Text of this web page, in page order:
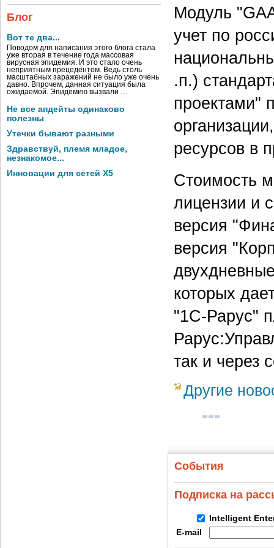
Блог
Вот те два...
Поводом для написания этого блога стала
уже вторая в течение года массовая
вирусная эпидемия. И это стало очень
неприятным прецедентом. Ведь столь
масштабных заражений не было уже очень
давно. Впрочем, данная ситуация была
ожидаемой. Эпидемию вызвали …
Не все апдейты одинаково
полезны
Утечки бывают разными
Здравствуй, племя младое,
незнакомое...
Инновации для сетей X5
Модуль
учет по
.п.)
проектами"
ресурсов в
Стоимость
лицензии и
версия
версия
которых
"1С-Рарус"
так и через
Другие
События
Подписка на
Intelligent
E-mail